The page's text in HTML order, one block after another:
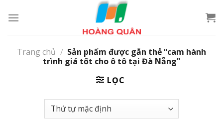
Trang chủ / Sản phẩm được gắn thẻ “cam hành
trình giá tốt cho ô tô tại Đà Nẵng”
LỌC